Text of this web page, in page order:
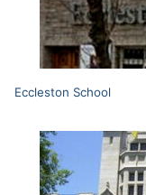
Eccleston School